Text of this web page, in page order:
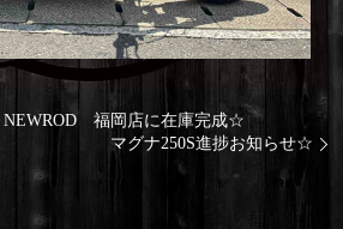
NEWROD 福岡店に在庫完成☆
マグナ250S進捗お知らせ☆